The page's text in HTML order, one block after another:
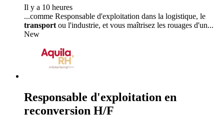
Il y a 10 heures
...comme Responsable d'exploitation dans la logistique, le
transport ou l'industrie, et vous maîtrisez les rouages d'un...
New
Responsable d'exploitation en
reconversion H/F